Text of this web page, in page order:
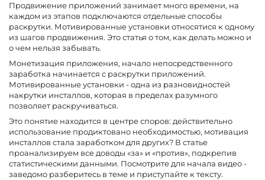
Продвижение приложений занимает много времени, на
каждом из этапов подключаются отдельные способы
раскрутки. Мотивированные установки относятися к одному
из шагов продвижения. Это статья о том, как делать можно и
о чем нельзя забывать.
Монетизация приложения, начало непосредственного
заработка начинается с раскрутки приложений.
Мотивированные установки - одна из разновидностей
накрутки инсталлов, которая в пределах разумного
позволяет раскручиваться.
Это понятие находится в центре споров: действительно
использование продиктовано необходимостью, мотивация
инсталлов стала заработком для других? В статье
проанализируем все доводы «за» и «против», подкрепив
статистическими данными. Посмотрите для начала видео -
заведомо разберитесь в теме и приступайте к тексту.